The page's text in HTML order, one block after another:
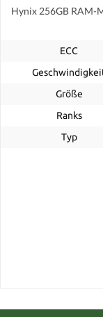
Hynix 256GB RAM-
ECC
Größe
Ranks
Typ